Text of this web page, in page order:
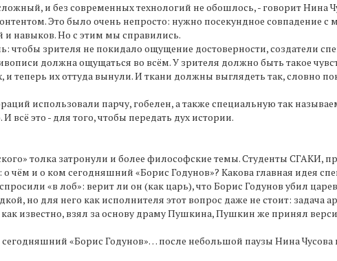
и без современных технологий не обошлось, - говорит Нина
Это было очень непросто: нужно посекундное совпадение
и навыков. Но с этим мы справились.
чтобы зрителя не покидало ощущение достоверности, создатели
должна ощущаться во всём. У зрителя должно быть такое
и теперь их оттуда вынули. И ткани должны выглядеть так, словно
использовали парчу, гобелен, а также специальную так
всё это - для того, чтобы передать дух истории.
толка затронули и более философские темы. Студенты СГАКИ,
чём и о ком сегодняшний «Борис Годунов»? Какова главная идея
«в лоб»: верит ли он (как царь), что Борис Годунов убил
но для него как исполнителя этот вопрос даже не стоит: задача
известно, взял за основу драму Пушкина, Пушкин же принял
сегодняшний «Борис Годунов»… после небольшой паузы Нина